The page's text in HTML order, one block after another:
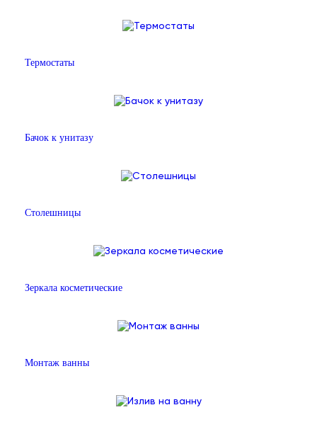
Термостаты
Бачок к унитазу
Столешницы
Зеркала косметические
Монтаж ванны